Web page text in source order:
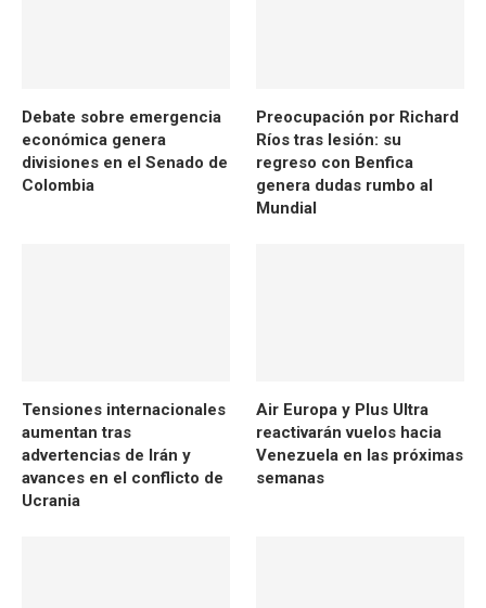
Debate sobre emergencia
económica genera
divisiones en el Senado de
Colombia
Preocupación por Richard
Ríos tras lesión: su
regreso con Benfica
genera dudas rumbo al
Mundial
Tensiones internacionales
aumentan tras
advertencias de Irán y
avances en el conflicto de
Ucrania
Air Europa y Plus Ultra
reactivarán vuelos hacia
Venezuela en las próximas
semanas